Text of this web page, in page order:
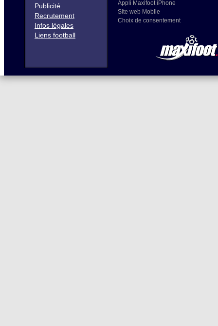
Publicité
Recrutement
Infos légales
Liens football
Appli Maxifoot iPhone
Site web Mobile
Choix de consentement